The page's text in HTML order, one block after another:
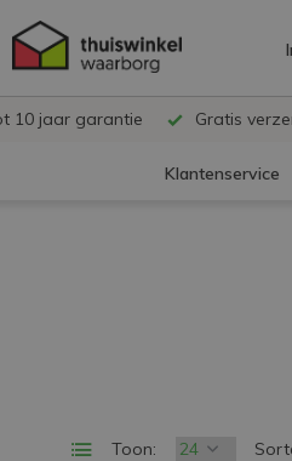
10 jaar garantie Gratis
Klantenservice
Toon: